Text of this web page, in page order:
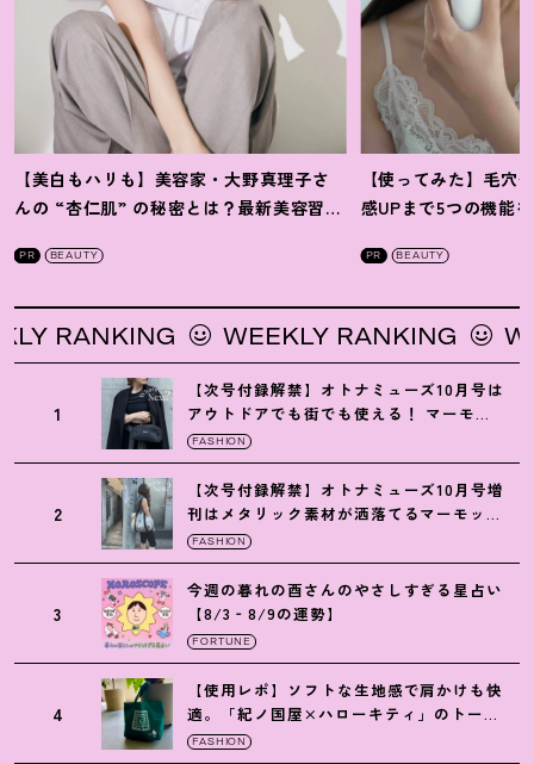
【美白もハリも】美容家・大野真理子さ
んの “杏仁肌” の秘密とは ？ 最新美容習慣
PR BEAUTY
【使ってみた】毛穴
感UPまで5つの機能
PR BEAUTY
WEEKLY RANKING
1
【次号付録解禁】オトナミューズ10月号は
アウトドアでも街でも使える ！ マーモッ
トの黒ショルダー
FASHION
2
【次号付録解禁】オトナミューズ10月号増
刊はメタリック素材が洒落てるマーモット
の保冷バッグ
FASHION
3
今週の暮れの酉さんのやさしすぎる星占い
【8/3‐8/9の運勢】
FORTUNE
4
【使用レポ】ソフトな生地感で肩かけも快
適。「紀ノ国屋×ハローキティ」のトート
がガシガシ使えて最高です
FASHION